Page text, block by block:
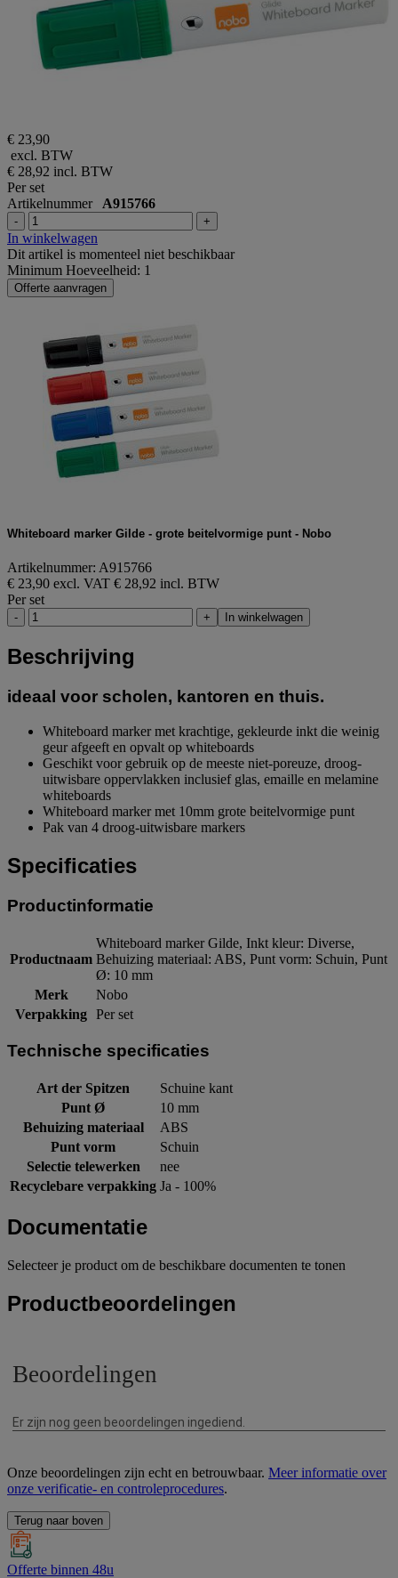
€ 23,90
excl. BTW
€ 28,92 incl. BTW
Per set
Artikelnummer A915766
- +
In winkelwagen
Dit artikel is momenteel niet beschikbaar
Minimum Hoeveelheid: 1
Offerte aanvragen
Whiteboard marker Gilde - grote beitelvormige punt - Nobo
Artikelnummer: A915766
€ 23,90 excl. VAT € 28,92 incl. BTW
Per set
- + In winkelwagen
Beschrijving
ideaal voor scholen, kantoren en thuis.
Whiteboard marker met krachtige, gekleurde inkt die weinig
geur afgeeft en opvalt op whiteboards
Geschikt voor gebruik op de meeste niet-poreuze, droog-
uitwisbare oppervlakken inclusief glas, emaille en melamine
whiteboards
Whiteboard marker met 10mm grote beitelvormige punt
Pak van 4 droog-uitwisbare markers
Specificaties
Productinformatie
Productnaam
Whiteboard marker Gilde, Inkt kleur: Diverse,
Behuizing materiaal: ABS, Punt vorm: Schuin, Punt
Ø: 10 mm
Merk
Nobo
Verpakking Per set
Technische specificaties
Art der Spitzen
Schuine kant
Punt Ø
10 mm
Behuizing materiaal
ABS
Punt vorm
Schuin
Selectie telewerken
nee
Recyclebare verpakking Ja - 100%
Documentatie
Selecteer je product om de beschikbare documenten te tonen
Productbeoordelingen
Onze beoordelingen zijn echt en betrouwbaar. Meer informatie over
onze verificatie- en controleprocedures.
Terug naar boven
Offerte binnen 48u